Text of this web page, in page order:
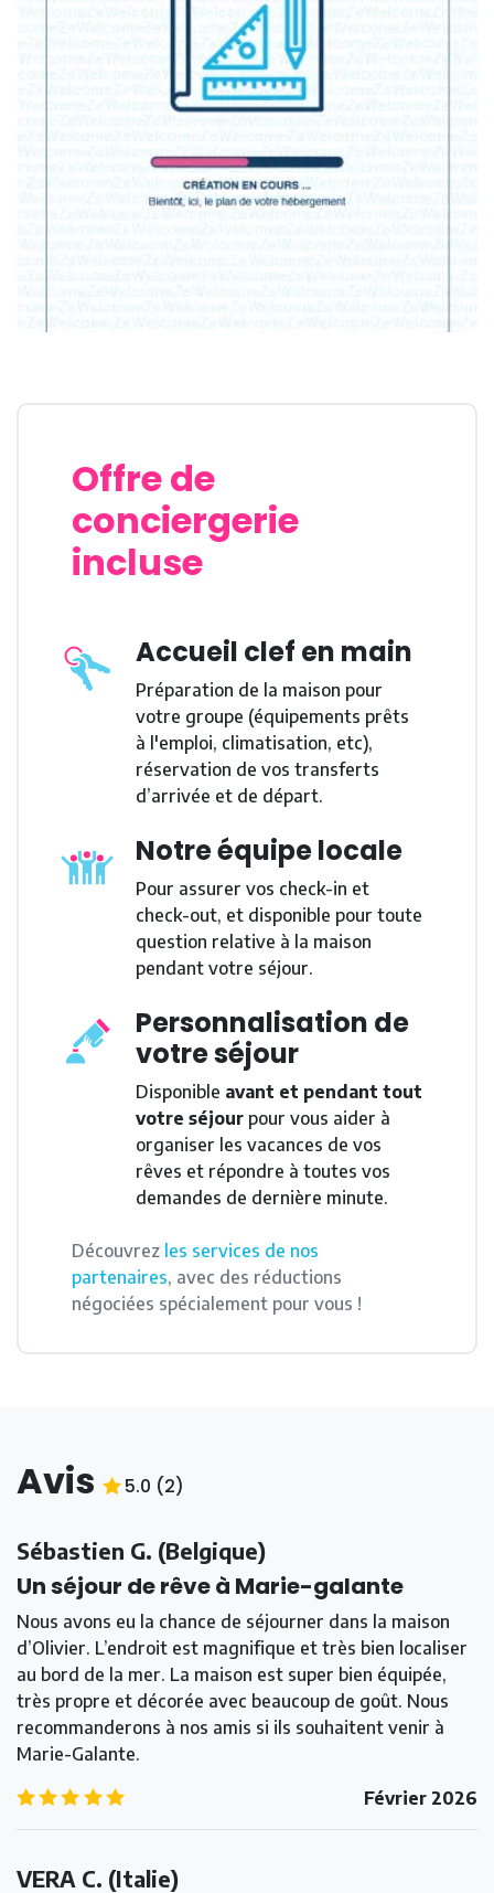
Offre de
conciergerie
incluse
Accueil clef en main
Préparation de la maison pour
votre groupe (équipements prêts
à l'emploi, climatisation, etc),
réservation de vos transferts
d’arrivée et de départ.
Notre équipe locale
Pour assurer vos check-in et
check-out, et disponible pour toute
question relative à la maison
pendant votre séjour.
Personnalisation de
votre séjour
Disponible avant et pendant tout
votre séjour pour vous aider à
organiser les vacances de vos
rêves et répondre à toutes vos
demandes de dernière minute.
Découvrez les services de nos
partenaires, avec des réductions
négociées spécialement pour vous !
Avis 5.0 /5
5.0 (2)
Sébastien G. (Belgique)
Un séjour de rêve à Marie-galante
Nous avons eu la chance de séjourner dans la maison
d’Olivier. L’endroit est magnifique et très bien localiser
au bord de la mer. La maison est super bien équipée,
très propre et décorée avec beaucoup de goût. Nous
recommanderons à nos amis si ils souhaitent venir à
Marie-Galante.
Février 2026
VERA C. (Italie)